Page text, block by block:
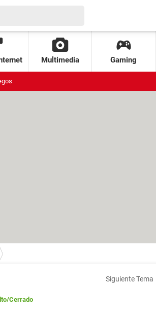
Multimedia Gaming
Siguiente Tema
/Cerrado